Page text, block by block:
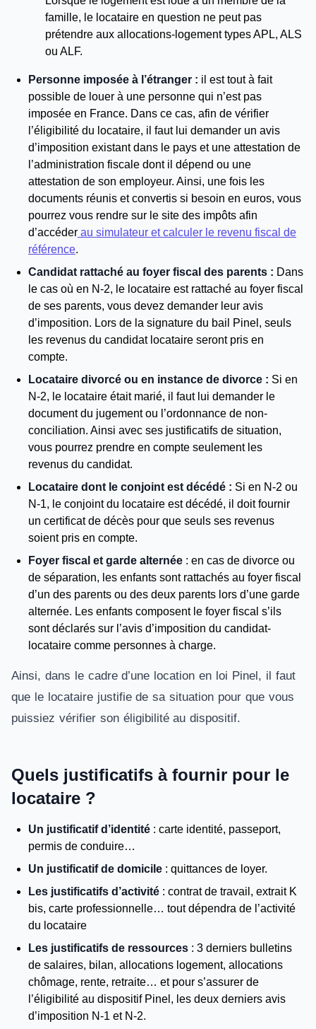
famille, le locataire en question ne peut pas
prétendre aux allocations-logement types APL, ALS
ou ALF.
Personne imposée à l’étranger : il est tout à fait
possible de louer à une personne qui n’est pas
imposée en France. Dans ce cas, afin de vérifier
l’éligibilité du locataire, il faut lui demander un avis
d’imposition existant dans le pays et une attestation de
l’administration fiscale dont il dépend ou une
attestation de son employeur. Ainsi, une fois les
documents réunis et convertis si besoin en euros, vous
pourrez vous rendre sur le site des impôts afin
d’accéder au simulateur et calculer le revenu fiscal de
référence.
Candidat rattaché au foyer fiscal des parents : Dans
le cas où en N-2, le locataire est rattaché au foyer fiscal
de ses parents, vous devez demander leur avis
d’imposition. Lors de la signature du bail Pinel, seuls
les revenus du candidat locataire seront pris en
compte.
Locataire divorcé ou en instance de divorce : Si en
N-2, le locataire était marié, il faut lui demander le
document du jugement ou l’ordonnance de non-
conciliation. Ainsi avec ses justificatifs de situation,
vous pourrez prendre en compte seulement les
revenus du candidat.
Locataire dont le conjoint est décédé : Si en N-2 ou
N-1, le conjoint du locataire est décédé, il doit fournir
un certificat de décès pour que seuls ses revenus
soient pris en compte.
Foyer fiscal et garde alternée : en cas de divorce ou
de séparation, les enfants sont rattachés au foyer fiscal
d’un des parents ou des deux parents lors d’une garde
alternée. Les enfants composent le foyer fiscal s’ils
sont déclarés sur l’avis d’imposition du candidat-
locataire comme personnes à charge.
Ainsi, dans le cadre d’une location en loi Pinel, il faut
que le locataire justifie de sa situation pour que vous
puissiez vérifier son éligibilité au dispositif.
Quels justificatifs à fournir pour le
locataire ?
Un justificatif d’identité : carte identité, passeport,
permis de conduire…
Un justificatif de domicile : quittances de loyer.
Les justificatifs d’activité : contrat de travail, extrait K
bis, carte professionnelle… tout dépendra de l’activité
du locataire
Les justificatifs de ressources : 3 derniers bulletins
de salaires, bilan, allocations logement, allocations
chômage, rente, retraite… et pour s’assurer de
l’éligibilité au dispositif Pinel, les deux derniers avis
d’imposition N-1 et N-2.